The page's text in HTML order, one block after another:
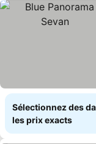
Sélectionnez des
les prix exacts